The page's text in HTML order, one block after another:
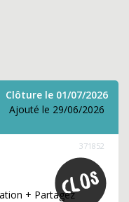
Clôture le 01/07/2026
Ajouté le 29/06/2026
371852
+ Partagez